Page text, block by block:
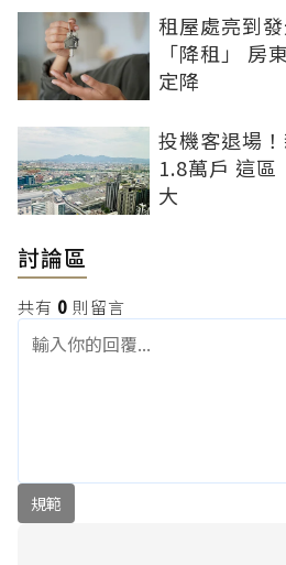
租屋處亮到
「降租」 房
定降
投機客退場
1.8萬戶 這區
大
討論區
共有 0 則留言
規範